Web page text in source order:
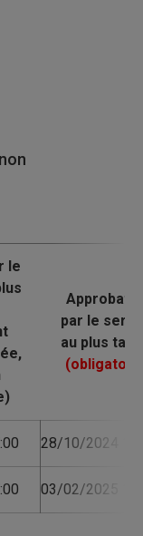
28/10/2024
03/02/2025